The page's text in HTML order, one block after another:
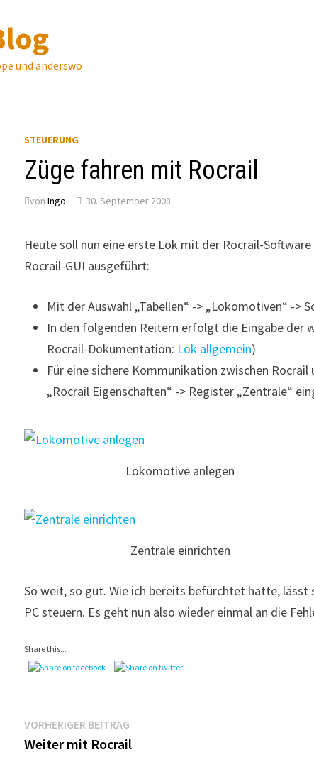
und anderswo
STEUERUNG
Züge fahren mit Rocrail
vonIngo 30. September 2008
Heute soll nun eine erste Lok mit der Rocrail-
Rocrail-GUI ausgeführt:
Mit der Auswahl „Tabellen“ -> „Lokomotiven“ ->
In den folgenden Reitern erfolgt die Eingabe der
Rocrail-Dokumentation: Lok allgemein)
Für eine sichere Kommunikation zwischen
„Rocrail Eigenschaften“ -> Register „Zentrale“
Lokomotive anlegen
Zentrale einrichten
So weit, so gut. Wie ich bereits befürchtet hatte, lässt
PC steuern. Es geht nun also wieder einmal an die
Share this...
Beitragsnavigation
VORHERIGER BEITRAG
Beitrag:
Weiter mit Rocrail